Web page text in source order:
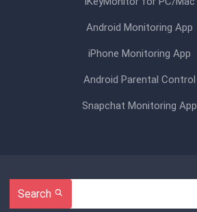
Android Monitoring App
iPhone Monitoring App
Android Parental Control
Snapchat Monitoring App